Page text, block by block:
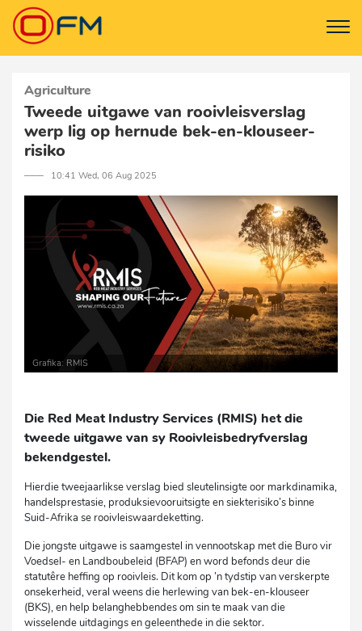
Agriculture
Tweede uitgawe van rooivleisverslag
werp lig op hernude bek-en-klouseer-
risiko
─── 10:41 Wed, 06 Aug 2025
Grafika: RMIS
Die Red Meat Industry Services (RMIS) het die
tweede uitgawe van sy Rooivleisbedryfverslag
bekendgestel.
Hierdie tweejaarlikse verslag bied sleutelinsigte oor markdinamika,
handelsprestasie, produksievooruitsigte en siekterisiko’s binne
Suid-Afrika se rooivleiswaardeketting.
Die jongste uitgawe is saamgestel in vennootskap met die Buro vir
Voedsel- en Landboubeleid (BFAP) en word befonds deur die
statutêre heffing op rooivleis. Dit kom op ’n tydstip van verskerpte
onsekerheid, veral weens die herlewing van bek-en-klouseer
(BKS), en help belanghebbendes om sin te maak van die
wisselende uitdagings en geleenthede in die sektor.